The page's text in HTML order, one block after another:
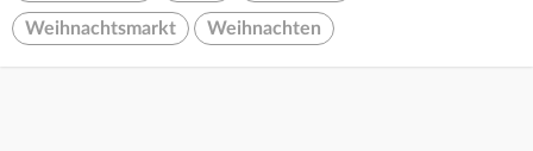
Weihnachtsmarkt Weihnachten